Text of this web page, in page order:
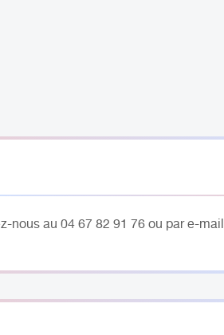
nous au 04 67 82 91 76 ou par e-mail